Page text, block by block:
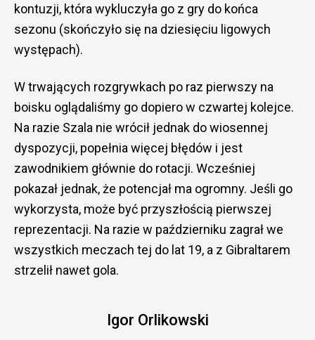
kontuzji, która wykluczyła go z gry do końca
sezonu (skończyło się na dziesięciu ligowych
występach).
W trwających rozgrywkach po raz pierwszy na
boisku oglądaliśmy go dopiero w czwartej kolejce.
Na razie Szala nie wrócił jednak do wiosennej
dyspozycji, popełnia więcej błędów i jest
zawodnikiem głównie do rotacji. Wcześniej
pokazał jednak, że potencjał ma ogromny. Jeśli go
wykorzysta, może być przyszłością pierwszej
reprezentacji. Na razie w październiku zagrał we
wszystkich meczach tej do lat 19, a z Gibraltarem
strzelił nawet gola.
Igor Orlikowski